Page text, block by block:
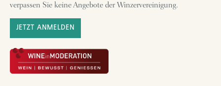
verpassen Sie keine Angebote der Winzervereinigung.
JETZT ANMELDEN